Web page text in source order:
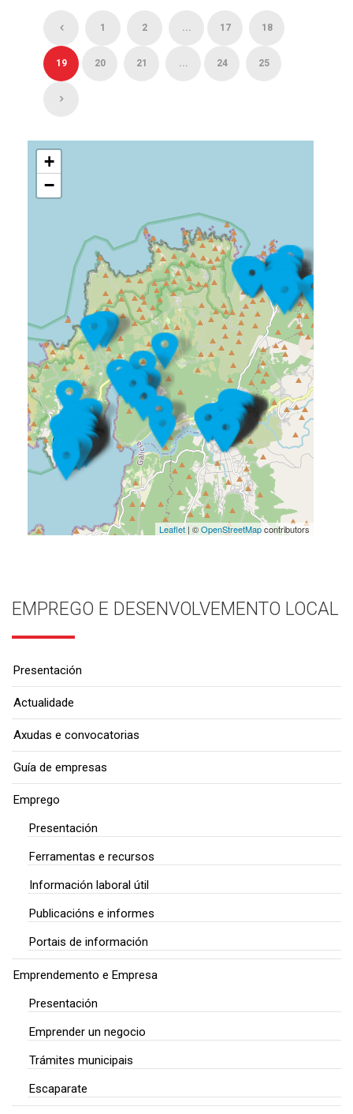
1 2 ... 17 18
19 20 21 ... 24 25
+
−
Leaflet| ©OpenStreetMapcontributors
EMPREGO E DESENVOLVEMENTO LOCAL
Presentación
Actualidade
Axudas e convocatorias
Guía de empresas
Emprego
Presentación
Ferramentas e recursos
Información laboral útil
Publicacións e informes
Portais de información
Emprendemento e Empresa
Presentación
Emprender un negocio
Trámites municipais
Escaparate